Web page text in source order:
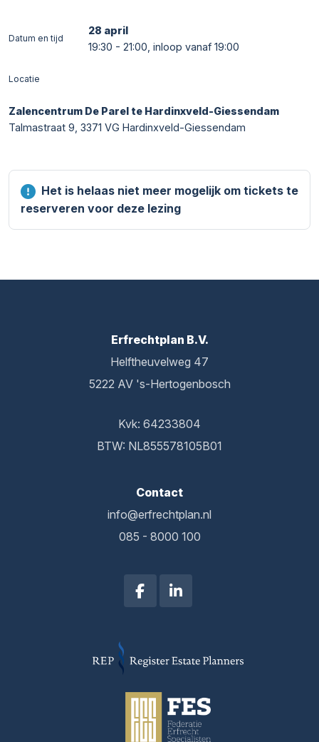
Datum en tijd
28 april
19:30 - 21:00, inloop vanaf 19:00
Locatie
Zalencentrum De Parel te Hardinxveld-Giessendam
Talmastraat 9, 3371 VG Hardinxveld-Giessendam
Het is helaas niet meer mogelijk om tickets te
reserveren voor deze lezing
Erfrechtplan B.V.
Helftheuvelweg 47
5222 AV 's-Hertogenbosch
Kvk: 64233804
BTW: NL855578105B01
Contact
info@erfrechtplan.nl
085 - 8000 100